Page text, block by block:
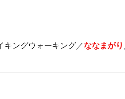
キングウォーキング／ななまがり